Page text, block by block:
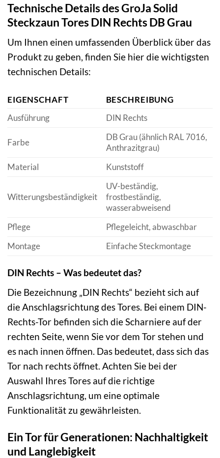
Technische Details des GroJa Solid
Steckzaun Tores DIN Rechts DB Grau
Um Ihnen einen umfassenden Überblick über das
Produkt zu geben, finden Sie hier die wichtigsten
technischen Details:
EIGENSCHAFT
BESCHREIBUNG
Ausführung
DIN Rechts
Farbe
DB Grau (ähnlich RAL 7016,
Anthrazitgrau)
Material
Kunststoff
Witterungsbeständigkeit
UV-beständig,
frostbeständig,
wasserabweisend
Pflege
Pflegeleicht, abwaschbar
Montage
Einfache Steckmontage
DIN Rechts – Was bedeutet das?
Die Bezeichnung „DIN Rechts“ bezieht sich auf
die Anschlagsrichtung des Tores. Bei einem DIN-
Rechts-Tor befinden sich die Scharniere auf der
rechten Seite, wenn Sie vor dem Tor stehen und
es nach innen öffnen. Das bedeutet, dass sich das
Tor nach rechts öffnet. Achten Sie bei der
Auswahl Ihres Tores auf die richtige
Anschlagsrichtung, um eine optimale
Funktionalität zu gewährleisten.
Ein Tor für Generationen: Nachhaltigkeit
und Langlebigkeit